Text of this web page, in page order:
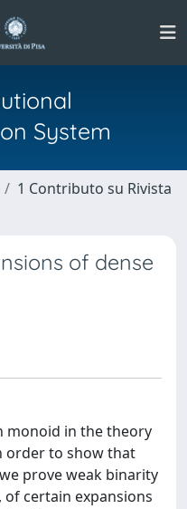
System
1 Contributo su Rivista
of dense
monoid in the theory
order to show that
prove weak binarity
of certain expansions